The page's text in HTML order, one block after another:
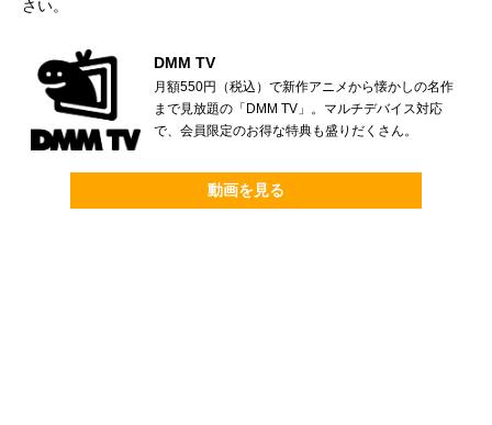
さい。
DMM TV
月額550円（税込）で新作アニメから懐かしの名作
まで見放題の「DMM TV」。マルチデバイス対応
で、会員限定のお得な特典も盛りだくさん。
動画を見る